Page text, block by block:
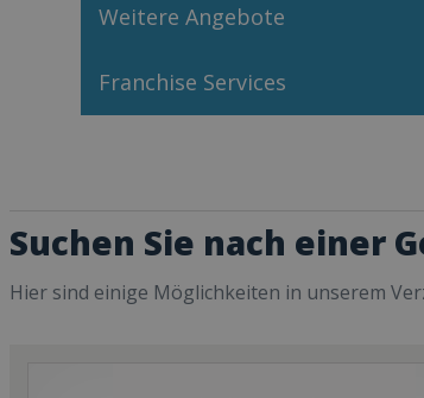
Weitere Angebote
Franchise Services
Suchen Sie nach einer
Hier sind einige Möglichkeiten in unserem